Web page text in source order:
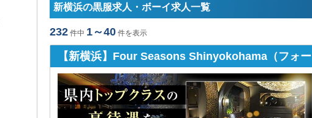
新横浜の黒服求人・ボーイ求人一覧
232 件中 1～40 件を表示
【新横浜】Four Seasons Shinyokohama（フォー